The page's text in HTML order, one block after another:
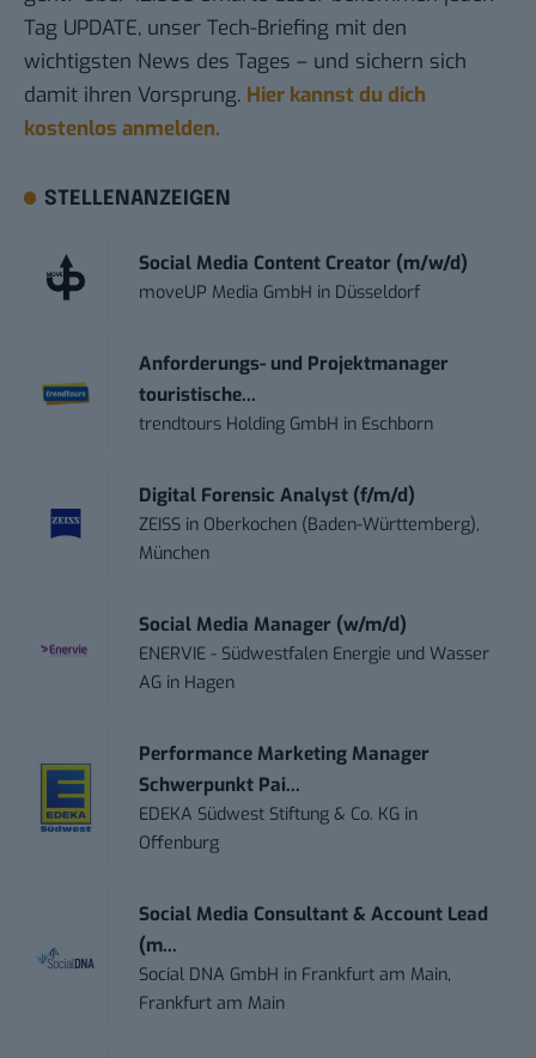
Tag UPDATE, unser Tech-Briefing mit den
wichtigsten News des Tages – und sichern sich
damit ihren Vorsprung. Hier kannst du dich
kostenlos anmelden.
STELLENANZEIGEN
Social Media Content Creator (m/w/d)
moveUP Media GmbH in Düsseldorf
Anforderungs- und Projektmanager
touristische...
trendtours Holding GmbH in Eschborn
Digital Forensic Analyst (f/m/d)
ZEISS in Oberkochen (Baden-Württemberg),
München
Social Media Manager (w/m/d)
ENERVIE - Südwestfalen Energie und Wasser
AG in Hagen
Performance Marketing Manager
Schwerpunkt Pai...
EDEKA Südwest Stiftung & Co. KG in
Offenburg
Social Media Consultant & Account Lead
(m...
Social DNA GmbH in Frankfurt am Main,
Frankfurt am Main